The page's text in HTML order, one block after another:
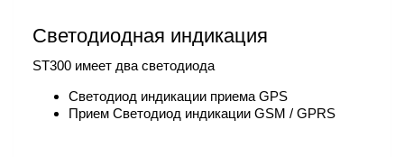
Светодиодная индикация
ST300 имеет два светодиода
Светодиод индикации приема GPS
Прием Светодиод индикации GSM / GPRS